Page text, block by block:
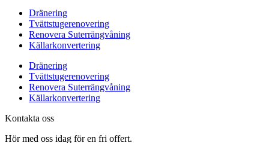
Dränering
Tvättstugerenovering
Renovera Suterrängvåning
Källarkonvertering
Dränering
Tvättstugerenovering
Renovera Suterrängvåning
Källarkonvertering
Kontakta oss
Hör med oss idag för en fri offert.